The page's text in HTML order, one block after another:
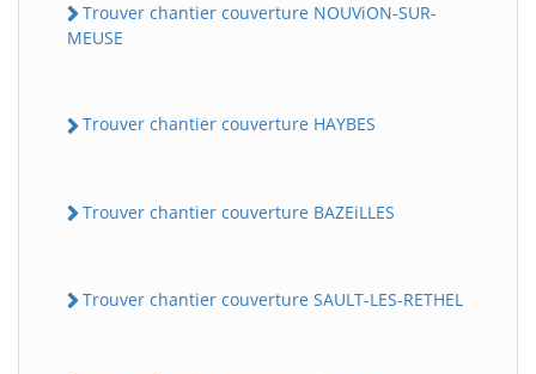
Trouver chantier couverture NOUViON-SUR-
MEUSE
Trouver chantier couverture HAYBES
Trouver chantier couverture BAZEiLLES
Trouver chantier couverture SAULT-LES-RETHEL